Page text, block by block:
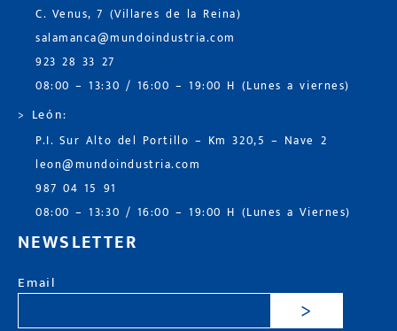
C. Venus, 7 (Villares de la Reina)
salamanca@mundoindustria.com
923 28 33 27
08:00 – 13:30 / 16:00 – 19:00 H (Lunes a viernes)
> León:
P.I. Sur Alto del Portillo – Km 320,5 – Nave 2
leon@mundoindustria.com
987 04 15 91
08:00 – 13:30 / 16:00 – 19:00 H (Lunes a Viernes)
NEWSLETTER
Email
>